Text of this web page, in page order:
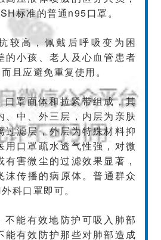
标准的普通n95口罩。
较高，佩戴后呼吸变为困
的小孩、老人及心血管患者
且应避免重复使用。
口罩面体和拉紧带组成，其
、中、外三层，内层为亲肤
过滤层，外层为特殊材料抑
用口罩疏水透气性强，对微
害微尘的过滤效果显著，
沫传播的病原体。普通群众
科口罩即可。
不能有效地防护可吸入肺部
能有效防护那些对肺部造成